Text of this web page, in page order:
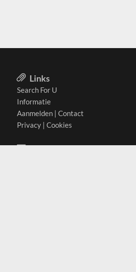
Links
Search For U
Informatie
Aanmelden | Contact
Privacy | Cookies
Actief in